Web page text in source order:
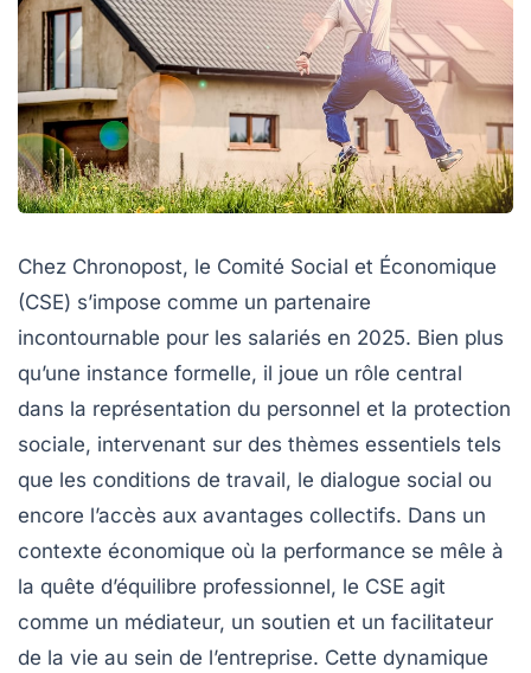
Chez Chronopost, le Comité Social et Économique
(CSE) s’impose comme un partenaire
incontournable pour les salariés en 2025. Bien plus
qu’une instance formelle, il joue un rôle central
dans la représentation du personnel et la protection
sociale, intervenant sur des thèmes essentiels tels
que les conditions de travail, le dialogue social ou
encore l’accès aux avantages collectifs. Dans un
contexte économique où la performance se mêle à
la quête d’équilibre professionnel, le CSE agit
comme un médiateur, un soutien et un facilitateur
de la vie au sein de l’entreprise. Cette dynamique